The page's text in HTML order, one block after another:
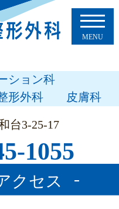
ション科
形外科 皮膚科
台3-25-17
1055
クセス